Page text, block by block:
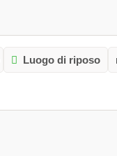
Luogo di riposo